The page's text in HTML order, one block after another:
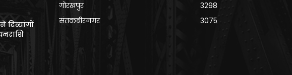
दिव्यांगों
गोरखपुर
3298
संतकबीरनगर
3075